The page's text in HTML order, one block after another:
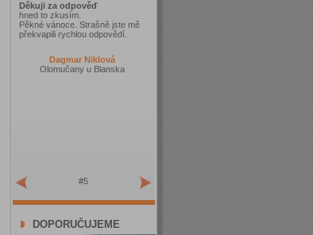
Děkuji za odpověď
hned to zkusím.
Pěkné vánoce. Strašně jste mě
překvapili rychlou odpovědí.
Dagmar Niklová
Olomučany u Blanska
#5
DOPORUČUJEME